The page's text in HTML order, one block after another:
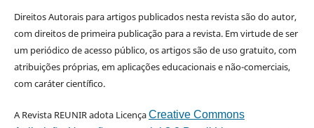
Direitos Autorais para artigos publicados nesta revista são do autor,
com direitos de primeira publicação para a revista. Em virtude de ser
um periódico de acesso público, os artigos são de uso gratuito, com
atribuições próprias, em aplicações educacionais e não-comerciais,
com caráter científico.
A Revista REUNIR adota LicençaCreative Commons